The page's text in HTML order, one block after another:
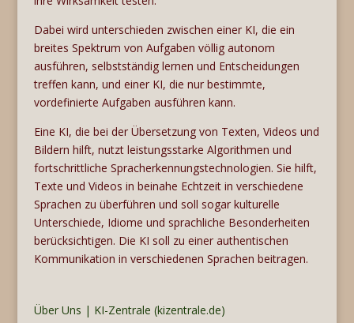
Dabei wird unterschieden zwischen einer KI, die ein
breites Spektrum von Aufgaben völlig autonom
ausführen, selbstständig lernen und Entscheidungen
treffen kann, und einer KI, die nur bestimmte,
vordefinierte Aufgaben ausführen kann.
Eine KI, die bei der Übersetzung von Texten, Videos und
Bildern hilft, nutzt leistungsstarke Algorithmen und
fortschrittliche Spracherkennungstechnologien. Sie hilft,
Texte und Videos in beinahe Echtzeit in verschiedene
Sprachen zu überführen und soll sogar kulturelle
Unterschiede, Idiome und sprachliche Besonderheiten
berücksichtigen. Die KI soll zu einer authentischen
Kommunikation in verschiedenen Sprachen beitragen.
Über Uns | KI-Zentrale (kizentrale.de)